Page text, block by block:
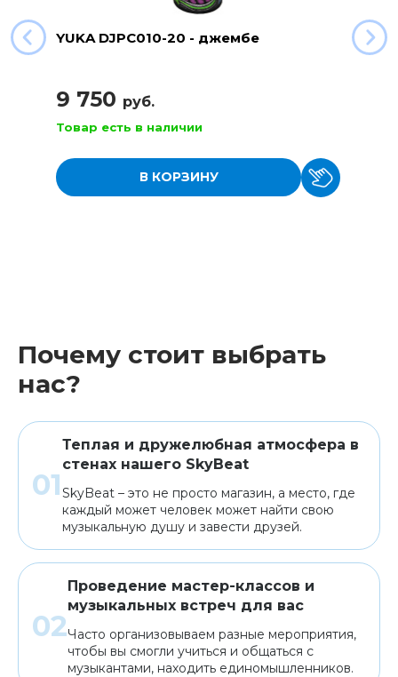
YUKA DJPC010-20 - джембе
9 750 руб.
Товар есть в наличии
В КОРЗИНУ
Почему стоит выбрать
нас?
Теплая и дружелюбная атмосфера в
стенах нашего SkyBeat
SkyBeat – это не просто магазин, а место, где
каждый может человек может найти свою
музыкальную душу и завести друзей.
Проведение мастер-классов и
музыкальных встреч для вас
Часто организовываем разные мероприятия,
чтобы вы смогли учиться и общаться с
музыкантами, находить единомышленников.